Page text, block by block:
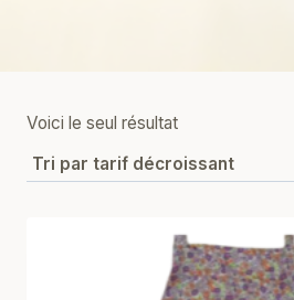
Voici le seul résultat